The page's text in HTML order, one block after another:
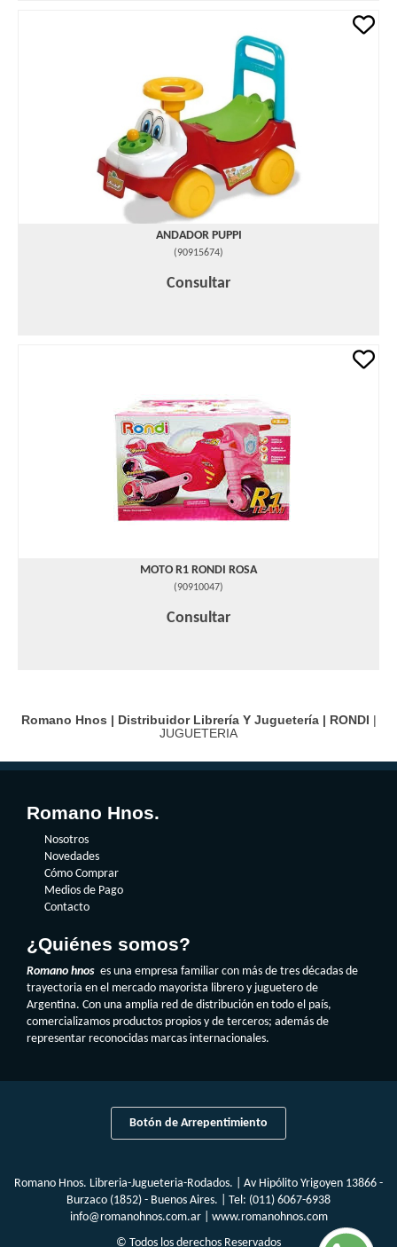
ANDADOR PUPPI
(90915674)
Consultar
MOTO R1 RONDI ROSA
(90910047)
Consultar
Romano Hnos | Distribuidor Librería Y Juguetería | RONDI |
JUGUETERIA
Romano Hnos.
Nosotros
Novedades
Cómo Comprar
Medios de Pago
Contacto
¿Quiénes somos?
Romano hnos es una empresa familiar con más de tres décadas de
trayectoria en el mercado mayorista librero y juguetero de
Argentina. Con una amplia red de distribución en todo el país,
comercializamos productos propios y de terceros; además de
representar reconocidas marcas internacionales.
Botón de Arrepentimiento
Romano Hnos. Libreria-Jugueteria-Rodados. | Av Hipólito Yrigoyen 13866 -
Burzaco (1852) - Buenos Aires. | Tel: (011) 6067-6938
info@romanohnos.com.ar| www.romanohnos.com
© Todos los derechos Reservados